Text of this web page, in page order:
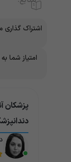
اشتراک گذاری
امتیاز شما
پزشکان